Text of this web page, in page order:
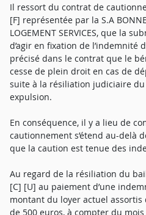
Il ressort du contrat de
[F] représentée par la S.A
LOGEMENT SERVICES, que la
d’agir en fixation de l’indemnité
précisé dans le contrat que le
cesse de plein droit en cas de
suite à la résiliation judiciaire
expulsion.
En conséquence, il y a lieu de
cautionnement s’étend au-delà
que la caution est tenue des
Au regard de la résiliation du
[C] [U] au paiement d’une
montant du loyer actuel assortis
de 500 euros, à compter du